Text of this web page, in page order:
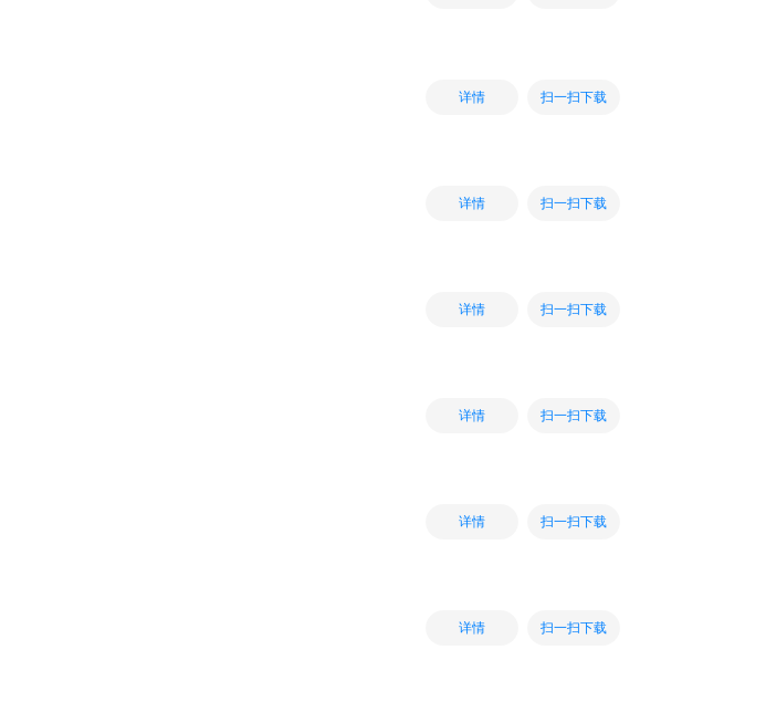
详情 扫一扫下载
详情 扫一扫下载
详情 扫一扫下载
详情 扫一扫下载
详情 扫一扫下载
详情 扫一扫下载